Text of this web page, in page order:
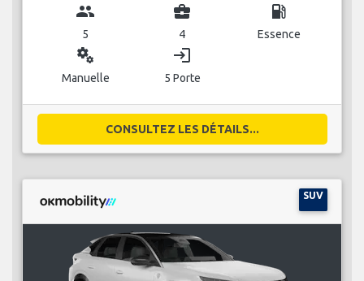
group
5
business_center
4
local_gas_station
Essence
miscellaneous_services
Manuelle
login
5 Porte
CONSULTEZ LES DÉTAILS...
SUV